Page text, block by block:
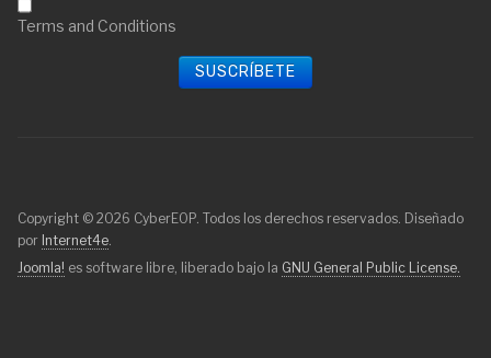
Terms and Conditions
Copyright © 2026 CyberEOP. Todos los derechos reservados. Diseñado
por Internet4e.
Joomla! es software libre, liberado bajo la GNU General Public License.